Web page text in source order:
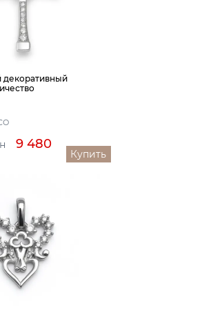
9 480
Купить